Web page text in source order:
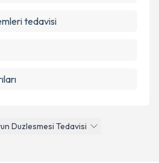
Duzlesmesi Tedavisi
tedavisi